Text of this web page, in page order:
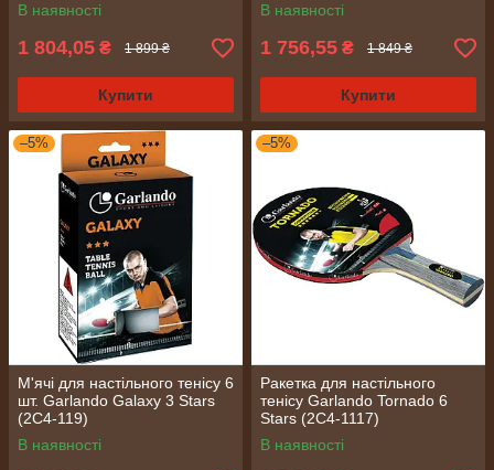
В наявності
1 804,05 ₴ 1 899 ₴
Купити
В наявності
1 756,55 ₴ 1 849 ₴
Купити
–5%
М'ячі для настільного тенісу 6
шт. Garlando Galaxy 3 Stars
(2C4-119)
В наявності
–5%
Ракетка для настільного
тенісу Garlando Tornado 6
Stars (2C4-1117)
В наявності